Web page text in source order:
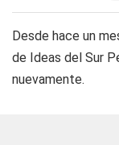
Desde hace un
de Ideas del Sur
nuevamente.